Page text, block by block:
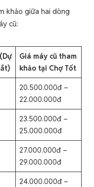
khảo giữa hai dòng
cũ:
Giá máy cũ tham
khảo tại Chợ Tốt
20.500.000đ –
22.000.000đ
23.500.000đ –
25.000.000đ
27.000.000đ –
29.000.000đ
24.000.000đ –